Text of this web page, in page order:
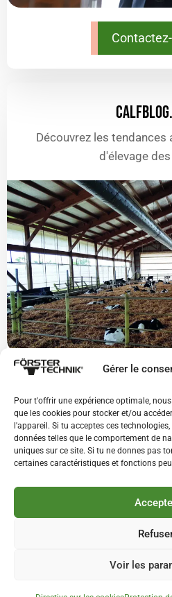
Gérer le
Pour t'offrir une expérience optimale,
que les cookies pour stocker et/ou
l'appareil. Si tu acceptes ces
données telles que le comportement de
uniques sur ce site. Si tu ne donnes pas
certaines caractéristiques et fonctions
Voir les
Découvrez les
d'élevage des